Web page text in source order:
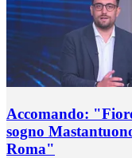
Accomando:
sogno
Roma"